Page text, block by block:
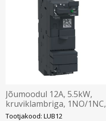
Jõumoodul 12A, 5.5kW,
kruviklambriga, 1NO/1NC,
Schneider
Tootjakood: LUB12